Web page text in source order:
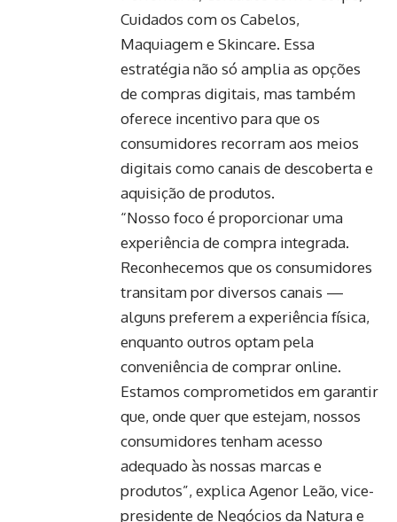
Cuidados com os Cabelos,
Maquiagem e Skincare. Essa
estratégia não só amplia as opções
de compras digitais, mas também
oferece incentivo para que os
consumidores recorram aos meios
digitais como canais de descoberta e
aquisição de produtos.
“Nosso foco é proporcionar uma
experiência de compra integrada.
Reconhecemos que os consumidores
transitam por diversos canais —
alguns preferem a experiência física,
enquanto outros optam pela
conveniência de comprar online.
Estamos comprometidos em garantir
que, onde quer que estejam, nossos
consumidores tenham acesso
adequado às nossas marcas e
produtos”, explica Agenor Leão, vice-
presidente de Negócios da Natura e